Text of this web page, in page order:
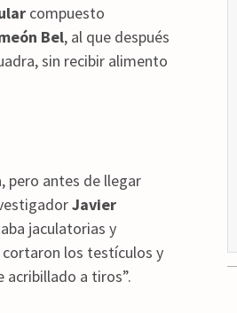
compuesto
Bel, al que después
sin recibir alimento
pero antes de llegar
Javier
jaculatorias y
los testículos y
acribillado a tiros”.